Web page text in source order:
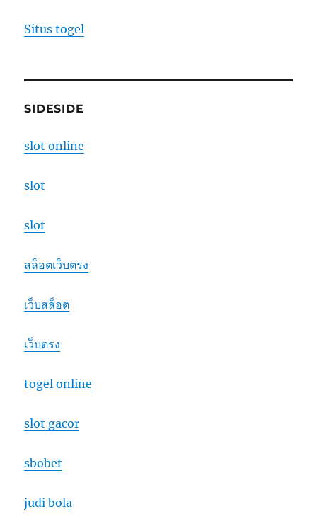
Situs togel
SIDESIDE
slot online
slot
slot
สล็อตเว็บตรง
เว็บสล็อต
เว็บตรง
togel online
slot gacor
sbobet
judi bola